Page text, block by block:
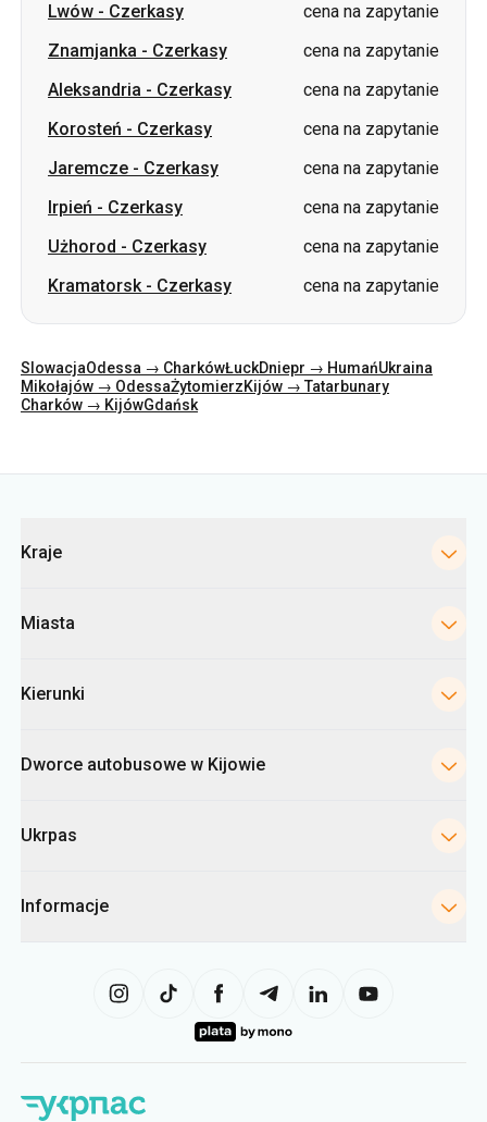
Lwów - Czerkasy
cena na zapytanie
Znamjanka - Czerkasy
cena na zapytanie
Aleksandria - Czerkasy
cena na zapytanie
Korosteń - Czerkasy
cena na zapytanie
Jaremcze - Czerkasy
cena na zapytanie
Irpień - Czerkasy
cena na zapytanie
Użhorod - Czerkasy
cena na zapytanie
Kramatorsk- Czerkasy cena na zapytanie
SlowacjaOdessa → CharkówŁuckDniepr → HumańUkraina
Mikołajów → OdessaŻytomierzKijów → Tatarbunary
Charków → KijówGdańsk
Kraje
Miasta
Kierunki
Dworce autobusowe w Kijowie
Ukrpas
Informacje